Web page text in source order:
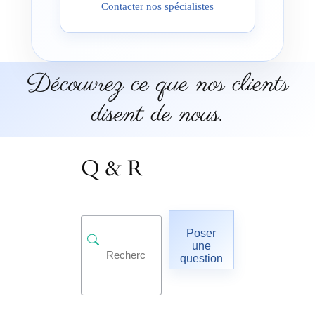
Contacter nos spécialistes
Découvrez ce que nos clients
disent de nous.
Q & R
Poser
une
question